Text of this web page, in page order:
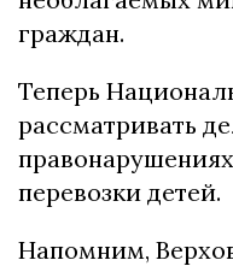
граждан.
Теперь
рассматривать
перевозки детей.
Напомним,